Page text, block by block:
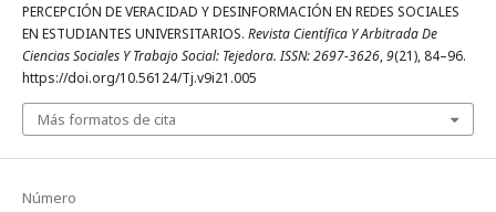
PERCEPCIÓN DE VERACIDAD Y DESINFORMACIÓN EN REDES SOCIALES
EN ESTUDIANTES UNIVERSITARIOS. Revista Científica Y Arbitrada De
Ciencias Sociales Y Trabajo Social: Tejedora. ISSN: 2697-3626,9(21), 84–96.
https://doi.org/10.56124/Tj.v9i21.005
Más formatos de cita
Número